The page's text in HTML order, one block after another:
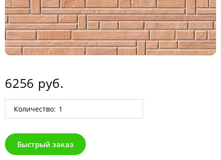
6256 руб.
Количество:
Быстрый заказ